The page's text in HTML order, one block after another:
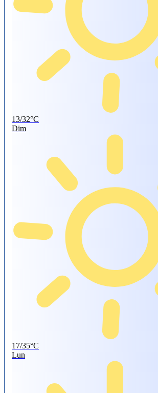
13/32°C
Dim
17/35°C
Lun